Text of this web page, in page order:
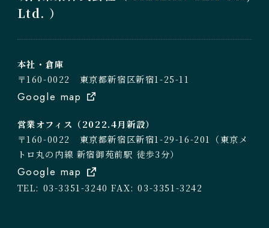
Ltd. ）
本社・倉庫
〒160-0022 東京都新宿区新宿1-25-11
Google map
営業オフィス（2022.4月新設）
〒160-0022 東京都新宿区新宿1-29-16-201（東京メ
トロ丸の内線 新宿御苑前駅 徒歩3分）
Google map
TEL: 03-3351-3240 FAX: 03-3351-3242